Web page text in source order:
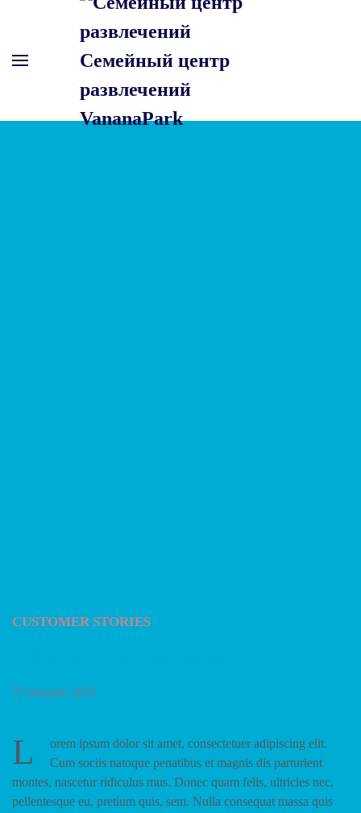
Skip to main content
CUSTOMER STORIES
22 января, 2021
L
orem ipsum dolor sit amet, consectetuer adipiscing elit.
Cum sociis natoque penatibus et magnis dis parturient
montes, nascetur ridiculus mus. Donec quam felis, ultricies nec,
pellentesque eu, pretium quis, sem. Nulla consequat massa quis